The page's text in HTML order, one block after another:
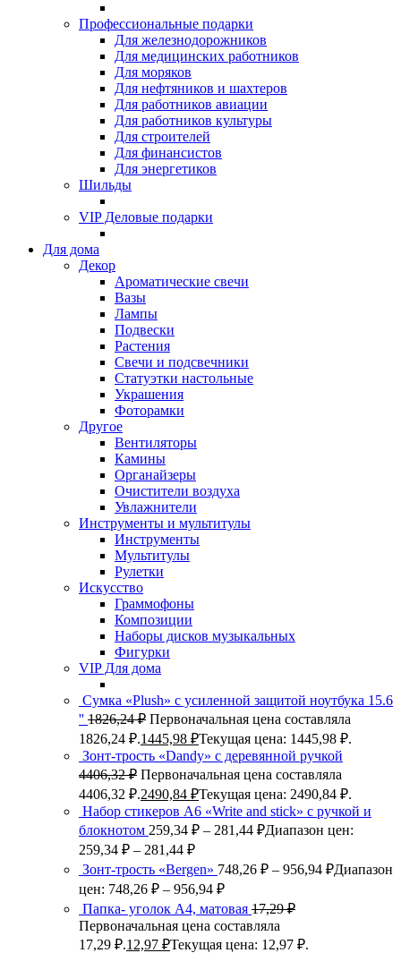
Профессиональные подарки
Для железнодорожников
Для медицинских работников
Для моряков
Для нефтяников и шахтеров
Для работников авиации
Для работников культуры
Для строителей
Для финансистов
Для энергетиков
Шильды
VIP Деловые подарки
Для дома
Декор
Ароматические свечи
Вазы
Лампы
Подвески
Растения
Свечи и подсвечники
Статуэтки настольные
Украшения
Фоторамки
Другое
Вентиляторы
Камины
Органайзеры
Очистители воздуха
Увлажнители
Инструменты и мультитулы
Инструменты
Мультитулы
Рулетки
Искусство
Граммофоны
Композиции
Наборы дисков музыкальных
Фигурки
VIP Для дома
Сумка «Plush» c усиленной защитой ноутбука 15.6
'' 1826,24₽ Первоначальная цена составляла
1826,24 ₽.1445,98 ₽Текущая цена: 1445,98 ₽.
Зонт-трость «Dandy» с деревянной ручкой
4406,32₽ Первоначальная цена составляла
4406,32 ₽.2490,84 ₽Текущая цена: 2490,84 ₽.
Набор стикеров А6 «Write and stick» с ручкой и
блокнотом 259,34 ₽ – 281,44 ₽Диапазон цен:
259,34 ₽ – 281,44 ₽
Зонт-трость «Bergen» 748,26 ₽ – 956,94 ₽Диапазон
цен: 748,26 ₽ – 956,94 ₽
Папка- уголок А4, матовая 17,29₽
Первоначальная цена составляла
17,29 ₽.12,97 ₽Текущая цена: 12,97 ₽.